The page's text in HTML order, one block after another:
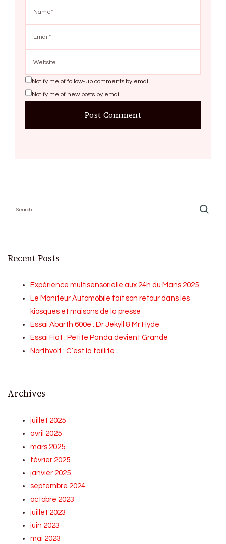
Notify me of follow-up comments by email.
Notify me of new posts by email.
for:
Recent Posts
Expérience multisensorielle aux 24h du Mans 2025
Le Moniteur Automobile fait son retour dans les
kiosques et maisons de la presse
Essai Abarth 600e : Dr Jekyll & Mr Hyde
Essai Fiat : Petite Panda devient Grande
Northvolt : C’est la faillite
Archives
juillet 2025
avril 2025
mars 2025
février 2025
janvier 2025
septembre 2024
octobre 2023
juillet 2023
juin 2023
mai 2023